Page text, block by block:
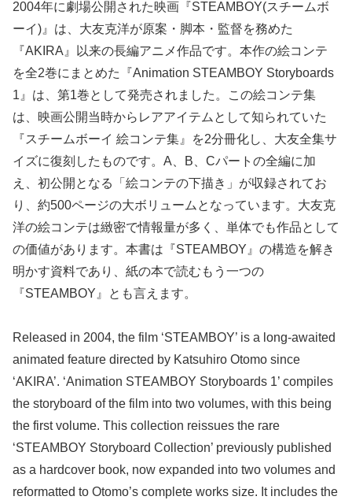
2004年に劇場公開された映画『STEAMBOY(スチームボ
ーイ)』は、大友克洋が原案・脚本・監督を務めた
『AKIRA』以来の長編アニメ作品です。本作の絵コンテ
を全2巻にまとめた『Animation STEAMBOY Storyboards
1』は、第1巻として発売されました。この絵コンテ集
は、映画公開当時からレアアイテムとして知られていた
『スチームボーイ 絵コンテ集』を2分冊化し、大友全集サ
イズに復刻したものです。A、B、Cパートの全編に加
え、初公開となる「絵コンテの下描き」が収録されてお
り、約500ページの大ボリュームとなっています。大友克
洋の絵コンテは緻密で情報量が多く、単体でも作品として
の価値があります。本書は『STEAMBOY』の構造を解き
明かす資料であり、紙の本で読むもう一つの
『STEAMBOY』とも言えます。
Released in 2004, the film ‘STEAMBOY’ is a long-awaited
animated feature directed by Katsuhiro Otomo since
‘AKIRA’. ‘Animation STEAMBOY Storyboards 1’ compiles
the storyboard of the film into two volumes, with this being
the first volume. This collection reissues the rare
‘STEAMBOY Storyboard Collection’ previously published
as a hardcover book, now expanded into two volumes and
reformatted to Otomo’s complete works size. It includes the